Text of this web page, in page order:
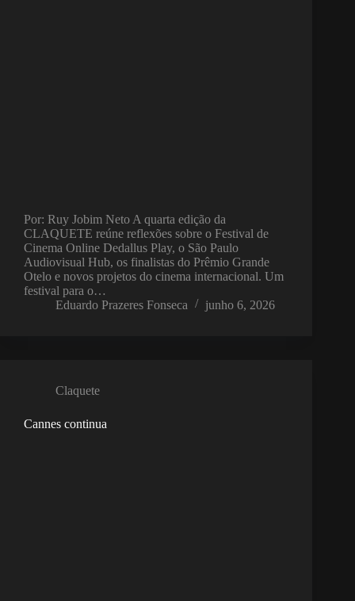
Por: Ruy Jobim Neto A quarta edição da
CLAQUETE reúne reflexões sobre o Festival de
Cinema Online Dedallus Play, o São Paulo
Audiovisual Hub, os finalistas do Prêmio Grande
Otelo e novos projetos do cinema internacional. Um
festival para o…
Eduardo Prazeres Fonseca
junho 6, 2026
Claquete
Cannes continua